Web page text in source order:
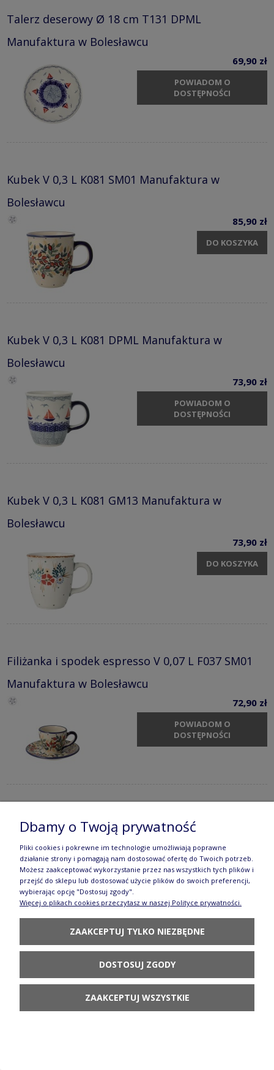
Talerz deserowy Ø 18 cm T131 DPML
Manufaktura w Bolesławcu
69,90 zł
POWIADOM O
DOSTĘPNOŚCI
Kubek V 0,3 L K081 SM01 Manufaktura w
Bolesławcu
85,90 zł
DO KOSZYKA
Kubek V 0,3 L K081 DPML Manufaktura w
Bolesławcu
73,90 zł
POWIADOM O
DOSTĘPNOŚCI
Kubek V 0,3 L K081 GM13 Manufaktura w
Bolesławcu
73,90 zł
DO KOSZYKA
Filiżanka i spodek espresso V 0,07 L F037 SM01
Manufaktura w Bolesławcu
72,90 zł
POWIADOM O
DOSTĘPNOŚCI
Filiżanka i spodek espresso V 0,07 L F037 DPML
Manufaktura w Bolesławcu
58,90 zł
POWIADOM O
Kubek duży John V 0,4 L K083 SM01 Manufaktura
Dbamy o Twoją prywatność
Pliki cookies i pokrewne im technologie umożliwiają poprawne
działanie strony i pomagają nam dostosować ofertę do Twoich potrzeb.
Możesz zaakceptować wykorzystanie przez nas wszystkich tych plików i
przejść do sklepu lub dostosować użycie plików do swoich preferencji,
wybierając opcję "Dostosuj zgody".
Więcej o plikach cookies przeczytasz w naszej Polityce prywatności.
ZAAKCEPTUJ TYLKO NIEZBĘDNE
DOSTOSUJ ZGODY
ZAAKCEPTUJ WSZYSTKIE